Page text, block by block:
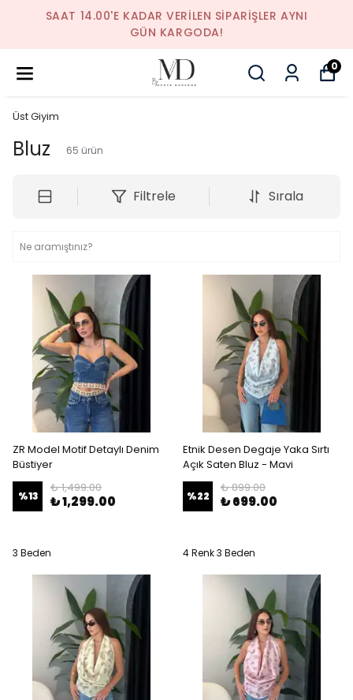
SAAT 14.00'E KADAR VERILEN SIPARIŞLER AYNI
GÜN KARGODA!
0
Üst Giyim
Bluz 65 ürün
Filtrele Sırala
ZR Model Motif Detaylı Denim
Büstiyer
%13
₺ 1,499.00
₺ 1,299.00
3 Beden
Etnik Desen Degaje Yaka Sırtı
Açık Saten Bluz - Mavi
%22
₺ 899.00
₺ 699.00
4 Renk 3 Beden